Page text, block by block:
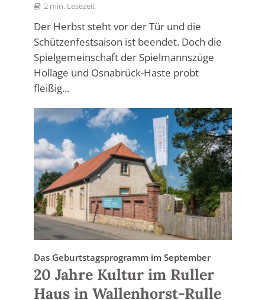
2 min. Lesezeit
Der Herbst steht vor der Tür und die
Schützenfestsaison ist beendet. Doch die
Spielgemeinschaft der Spielmannszüge
Hollage und Osnabrück-Haste probt
fleißig...
Das Geburtstagsprogramm im September
20 Jahre Kultur im Ruller
Haus in Wallenhorst-Rulle